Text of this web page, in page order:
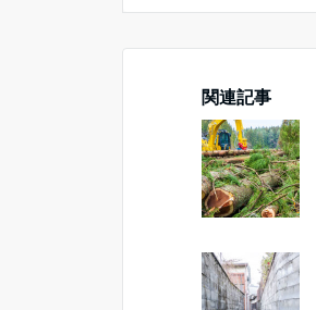
関連記事